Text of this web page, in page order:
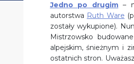
Jedno po drugim–
autorstwa Ruth Ware
zostały wykupione).
Mistrzowsko
alpejskim, śnieżnym i
ostatnich stron.